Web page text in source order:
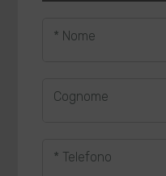
* Nome
Cognome
* Telefono